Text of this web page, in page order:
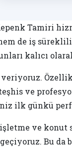
Tamiri
de iş
kalıcı
ve
ilk günkü
ve konut
Bu da